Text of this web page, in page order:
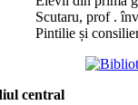
Scutaru, prof .
Pintilie și
central